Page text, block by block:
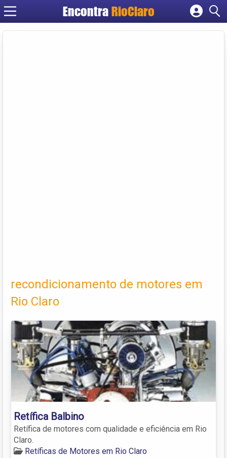
Encontra RioClaro
Cadastrar empresa
recondicionamento de motores em
Rio Claro
Retífica Balbino
Retífica de motores com qualidade e eficiência em Rio
Claro.
Retíficas de Motores em Rio Claro